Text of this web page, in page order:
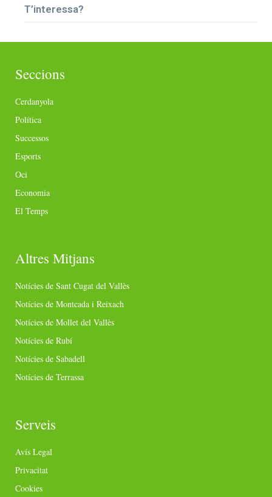
T’interessa?
Seccions
Cerdanyola
Política
Successos
Esports
Oci
Economia
El Temps
Altres Mitjans
Notícies de Sant Cugat del Vallès
Notícies de Montcada i Reixach
Notícies de Mollet del Vallès
Notícies de Rubí
Notícies de Sabadell
Notícies de Terrassa
Serveis
Avís Legal
Privacitat
Cookies